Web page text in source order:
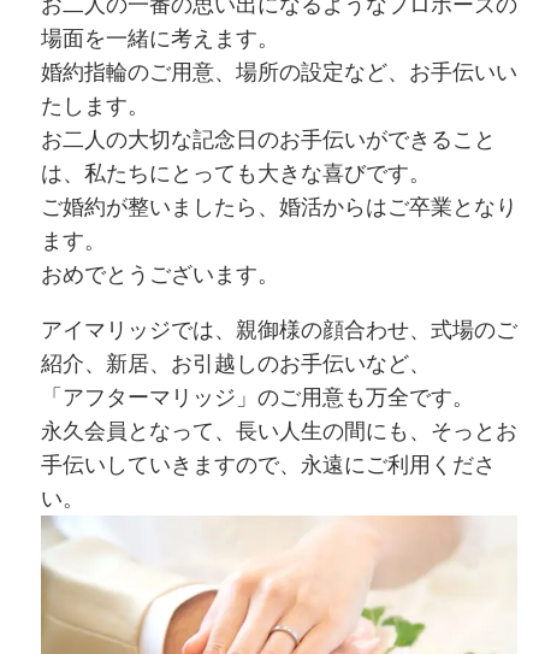
お二人の一番の思い出になるようなプロポーズの
場面を一緒に考えます。
婚約指輪のご用意、場所の設定など、お手伝いい
たします。
お二人の大切な記念日のお手伝いができること
は、私たちにとっても大きな喜びです。
ご婚約が整いましたら、婚活からはご卒業となり
ます。
おめでとうございます。
アイマリッジでは、親御様の顔合わせ、式場のご
紹介、新居、お引越しのお手伝いなど、
「アフターマリッジ」のご用意も万全です。
永久会員となって、長い人生の間にも、そっとお
手伝いしていきますので、永遠にご利用くださ
い。